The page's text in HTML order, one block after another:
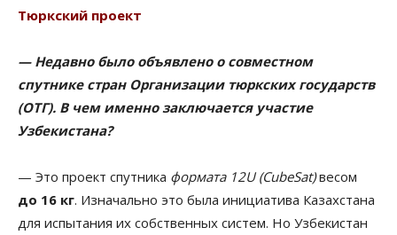
Тюркский проект
— Недавно было объявлено о совместном
спутнике стран Организации тюркских государств
(ОТГ). В чем именно заключается участие
Узбекистана?
— Это проект спутника формата 12U (CubeSat)весом
до 16 кг. Изначально это была инициатива Казахстана
для испытания их собственных систем. Но Узбекистан